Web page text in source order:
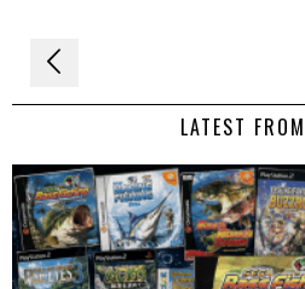
Navigation
de LATEST